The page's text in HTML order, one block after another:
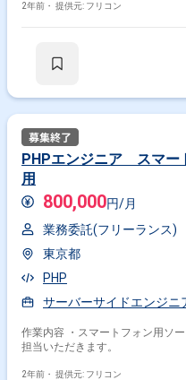
2年前・ 提供元: フリコン
PHPエンジニア スマー
用
800,000円/月
業務委託(フリーランス)
東京都
PHP
サーバーサイドエンジニ
作業内容 ・スマートフォン用ソ
担当いただきます。
2年前・ 提供元: フリコン